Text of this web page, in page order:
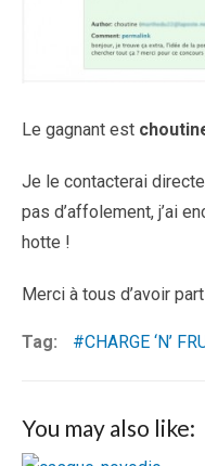
Le gagnant est
Je le contacterai
pas d’affolement, j’ai
hotte !
Merci à tous d’avoir
Tag: CHARGE ‘N’
You may also like: